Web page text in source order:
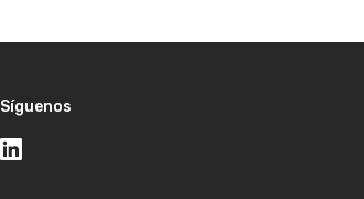
Síguenos